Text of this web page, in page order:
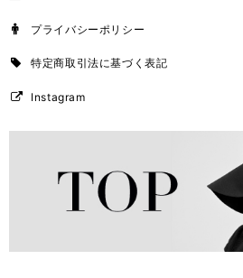
プライバシーポリシー
特定商取引法に基づく表記
Instagram